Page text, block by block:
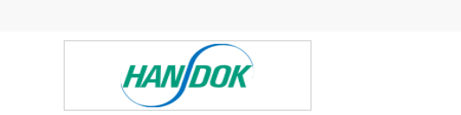
인사
오피니언